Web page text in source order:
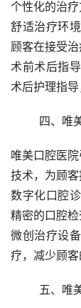
个性化的治疗
舒适治疗环
顾客在接受治
术前术后指
术后护理指导
四、唯
唯美口腔医
技术，为顾客
数字化口腔
精密的口腔
微创治疗设
疗，减少顾客
五、唯